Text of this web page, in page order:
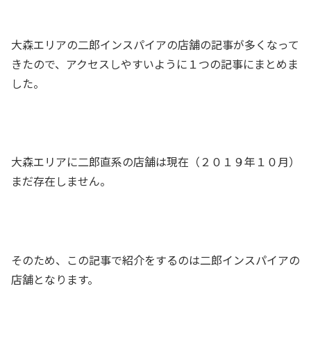
大森エリアの二郎インスパイアの店舗の記事が多くなって
きたので、アクセスしやすいように１つの記事にまとめま
した。
大森エリアに二郎直系の店舗は現在（２０１９年１０月）
まだ存在しません。
そのため、この記事で紹介をするのは二郎インスパイアの
店舗となります。